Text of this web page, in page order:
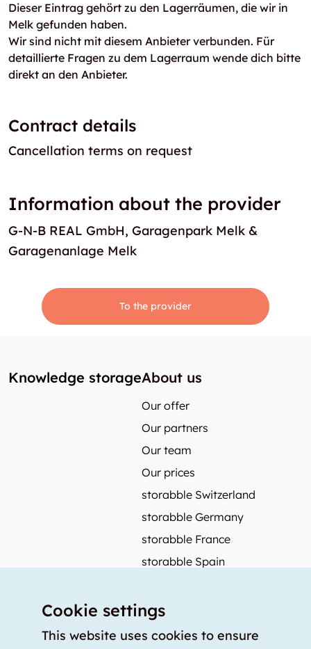
Dieser Eintrag gehört zu den Lagerräumen, die wir in
Melk gefunden haben.
Wir sind nicht mit diesem Anbieter verbunden. Für
detaillierte Fragen zu dem Lagerraum wende dich bitte
direkt an den Anbieter.
Contract details
Cancellation terms on request
Information about the provider
G-N-B REAL GmbH, Garagenpark Melk &
Garagenanlage Melk
To the provider
Knowledge storageAbout us
Our offer
Our partners
Our team
Our prices
storabble Switzerland
storabble Germany
storabble France
storabble Spain
Press coverage
Cookie settings
This website uses cookies to ensure